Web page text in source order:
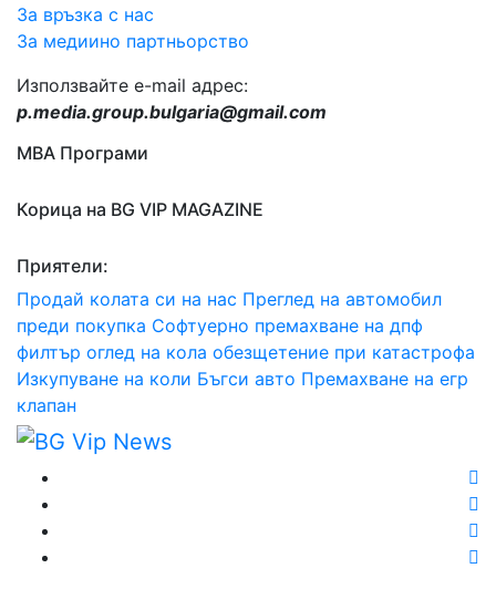
За връзка с нас
За медиино партньорство
Използвайте e-mail адрес:
p.media.group.bulgaria@gmail.com
МВА Програми
Корица на BG VIP MAGAZINE
Приятели:
Продай колата си на нас Преглед на автомобил
преди покупка Софтуерно премахване на дпф
филтър оглед на кола обезщетение при катастрофа
Изкупуване на коли Бъгси авто Премахване на егр
клапан